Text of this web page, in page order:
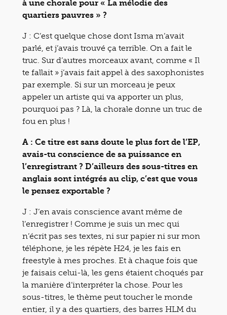
à une chorale pour « La mélodie des
quartiers pauvres » ?
J : C’est quelque chose dont Isma m’avait
parlé, et j’avais trouvé ça terrible. On a fait le
truc. Sur d’autres morceaux avant, comme « Il
te fallait » j’avais fait appel à des saxophonistes
par exemple. Si sur un morceau je peux
appeler un artiste qui va apporter un plus,
pourquoi pas ? Là, la chorale donne un truc de
fou en plus !
A : Ce titre est sans doute le plus fort de l’EP,
avais-tu conscience de sa puissance en
l’enregistrant ? D’ailleurs des sous-titres en
anglais sont intégrés au clip, c’est que vous
le pensez exportable ?
J : J’en avais conscience avant même de
l’enregistrer ! Comme je suis un mec qui
n’écrit pas ses textes, ni sur papier ni sur mon
téléphone, je les répète H24, je les fais en
freestyle à mes proches. Et à chaque fois que
je faisais celui-là, les gens étaient choqués par
la manière d’interpréter la chose. Pour les
sous-titres, le thème peut toucher le monde
entier, il y a des quartiers, des barres HLM du